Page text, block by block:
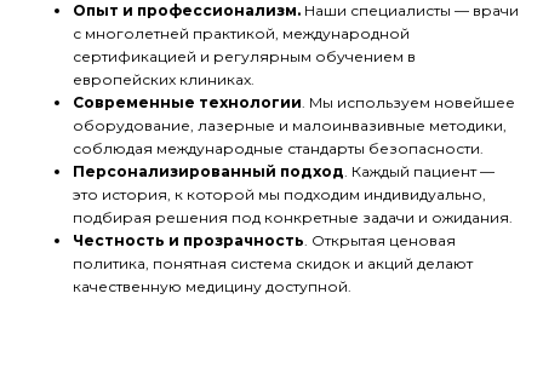
Опыт и профессионализм. Наши специалисты — врачи
с многолетней практикой, международной
сертификацией и регулярным обучением в
европейских клиниках.
Современные технологии. Мы используем новейшее
оборудование, лазерные и малоинвазивные методики,
соблюдая международные стандарты безопасности.
Персонализированный подход. Каждый пациент —
это история, к которой мы подходим индивидуально,
подбирая решения под конкретные задачи и ожидания.
Честность и прозрачность. Открытая ценовая
политика, понятная система скидок и акций делают
качественную медицину доступной.